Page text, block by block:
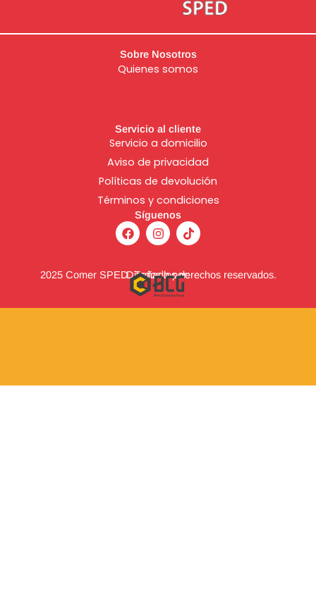
Sobre Nosotros
Quienes somos
Servicio al cliente
Servicio a domicilio
Aviso de privacidad
Políticas de devolución
Términos y condiciones
Síguenos
F
a
c
b
o
o
k
I
n
s
a
g
r
a
T
i
k
o
2025 Comer SPED. Todos los derechos reservados.
Diseñado por: